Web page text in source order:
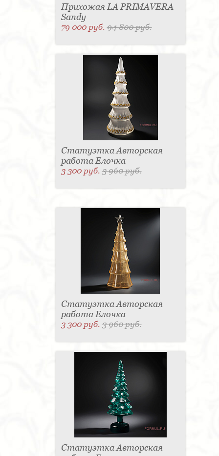
Прихожая LA PRIMAVERA
Sandy
79 000 руб.94 800 руб.
Статуэтка Авторская
работа Елочка
3 300 руб.3 960 руб.
Статуэтка Авторская
работа Елочка
3 300 руб.3 960 руб.
Статуэтка Авторская